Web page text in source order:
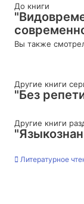
До книги
Вы также
Другие книги
"Без
Другие книги
Литературное